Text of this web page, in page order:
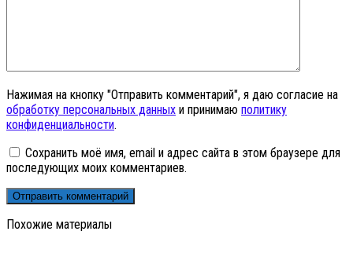
Нажимая на кнопку "Отправить комментарий", я даю согласие на
обработку персональных данных и принимаю политику
конфиденциальности.
Сохранить моё имя, email и адрес сайта в этом браузере для
последующих моих комментариев.
Похожие материалы